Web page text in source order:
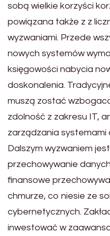
sobą wielkie korzyści
powiązana także z z
wyzwaniami. Przede
nowych systemów
księgowości nabycia
doskonalenia.
muszą zostać
zdolność z zakresu IT,
zarządzania systemami
Dalszym wyzwaniem
przechowywanie
finansowe
chmurze, co niesie ze
cybernetycznych.
inwestować w